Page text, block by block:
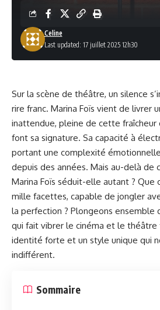
Last updated: 17 juillet 2025 12h30
Celine
Sur la scène de théâtre, un silence
rire franc. Marina Foïs vient de livrer
inattendue, pleine de cette
font sa signature. Sa capacité à
portant une complexité
depuis des années. Mais au-delà de
Marina Foïs séduit-elle autant ? Que
mille facettes, capable de jongler
la perfection ? Plongeons ensemble
qui fait vibrer le cinéma et le théâtre
identité forte et un style unique qui
indifférent.
Sommaire